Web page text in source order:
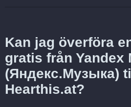
Kan jag överföra
gratis från Yandex
(Яндекс.Музыка)
Hearthis.at?